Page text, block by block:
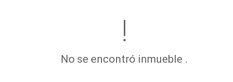
No se encontró inmueble .